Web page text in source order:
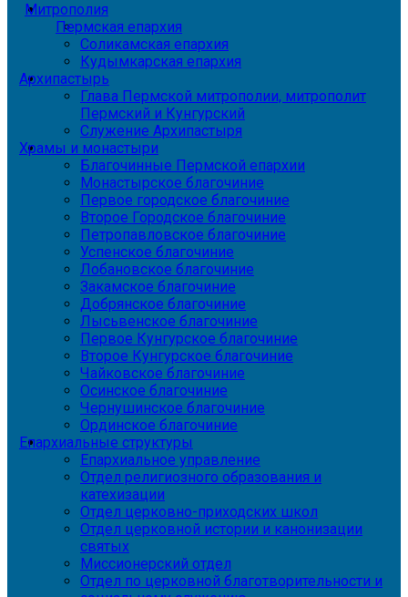
Митрополия
Пермская епархия
Соликамская епархия
Кудымкарская епархия
Архипастырь
Глава Пермской митрополии, митрополит
Пермский и Кунгурский
Служение Архипастыря
Храмы и монастыри
Благочинные Пермской епархии
Монастырское благочиние
Первое городское благочиние
Второе Городское благочиние
Петропавловское благочиние
Успенское благочиние
Лобановское благочиние
Закамское благочиние
Добрянское благочиние
Лысьвенское благочиние
Первое Кунгурское благочиние
Второе Кунгурское благочиние
Чайковское благочиние
Осинское благочиние
Чернушинское благочиние
Ординское благочиние
Епархиальные структуры
Епархиальное управление
Отдел религиозного образования и
катехизации
Отдел церковно-приходских школ
Отдел церковной истории и канонизации
святых
Миссионерский отдел
Отдел по церковной благотворительности и